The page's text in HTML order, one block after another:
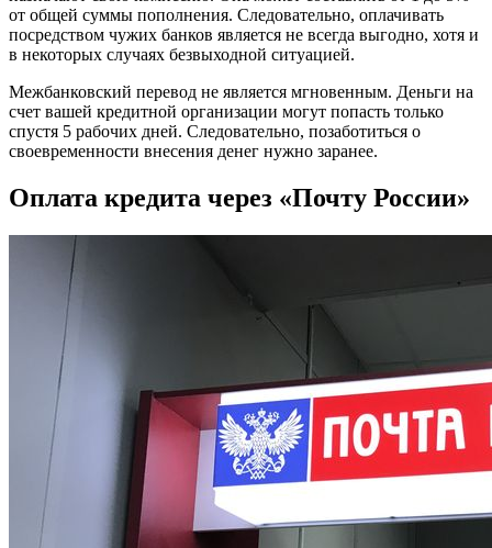
от общей суммы пополнения. Следовательно, оплачивать
посредством чужих банков является не всегда выгодно, хотя и
в некоторых случаях безвыходной ситуацией.
Межбанковский перевод не является мгновенным. Деньги на
счет вашей кредитной организации могут попасть только
спустя 5 рабочих дней. Следовательно, позаботиться о
своевременности внесения денег нужно заранее.
Оплата кредита через «Почту России»